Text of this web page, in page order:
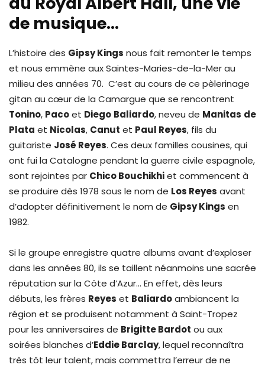
de musique…
L’histoire des Gipsy Kings nous fait remonter le temps
et nous emmène aux Saintes-Maries-de-la-Mer au
milieu des années 70. C’est au cours de ce pèlerinage
gitan au cœur de la Camargue que se rencontrent
Tonino, Pacoet Diego Baliardo, neveu de Manitas de
Plata et Nicolas, Canut et Paul Reyes, fils du
guitariste José Reyes. Ces deux familles cousines, qui
ont fui la Catalogne pendant la guerre civile espagnole,
sont rejointes par Chico Bouchikhiet commencent à
se produire dès 1978 sous le nom de Los Reyes avant
d’adopter définitivement le nom de Gipsy Kings en
1982.
Si le groupe enregistre quatre albums avant d’exploser
dans les années 80, ils se taillent néanmoins une sacrée
réputation sur la Côte d’Azur… En effet, dès leurs
débuts, les frères Reyes et Baliardoambiancent la
région et se produisent notamment à Saint-Tropez
pour les anniversaires de Brigitte Bardot ou aux
soirées blanches d’Eddie Barclay, lequel reconnaîtra
très tôt leur talent, mais commettra l’erreur de ne